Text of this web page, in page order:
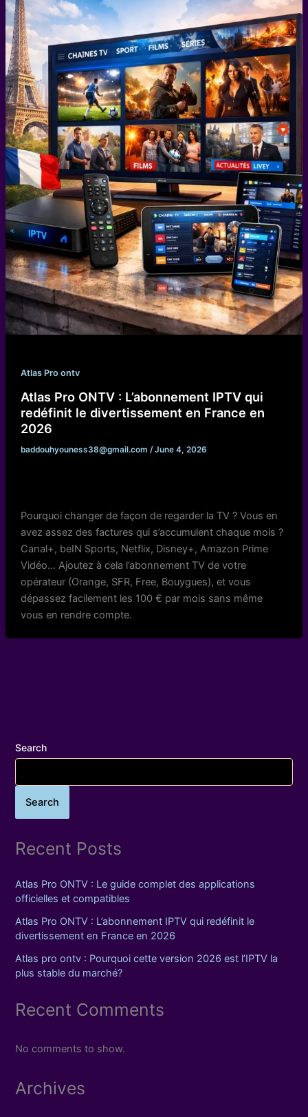
Atlas Pro ontv
Atlas Pro ONTV : L’abonnement IPTV qui
redéfinit le divertissement en France en
2026
baddouhyouness38@gmail.com /June 4, 2026
Pourquoi changer de façon de regarder la TV ? Vous en
avez assez des factures qui s’accumulent chaque mois ?
Canal+, beIN Sports, Netflix, Disney+, Amazon Prime
Vidéo… Ajoutez à cela l’abonnement TV de votre
opérateur (Orange, SFR, Free, Bouygues), et vous
dépassez facilement les 100 € par mois sans même
vous en rendre compte.
Search
Search
Recent Posts
Atlas Pro ONTV : Le guide complet des applications
officielles et compatibles
Atlas Pro ONTV : L’abonnement IPTV qui redéfinit le
divertissement en France en 2026
Atlas pro ontv : Pourquoi cette version 2026 est l’IPTV la
plus stable du marché?
Recent Comments
No comments to show.
Archives